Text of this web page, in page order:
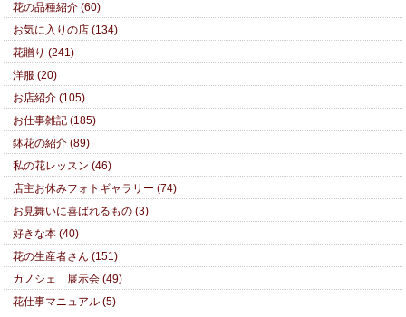
花の品種紹介 (60)
お気に入りの店 (134)
花贈り (241)
洋服 (20)
お店紹介 (105)
お仕事雑記 (185)
鉢花の紹介 (89)
私の花レッスン (46)
店主お休みフォトギャラリー (74)
お見舞いに喜ばれるもの (3)
好きな本 (40)
花の生産者さん (151)
カノシェ 展示会 (49)
花仕事マニュアル (5)